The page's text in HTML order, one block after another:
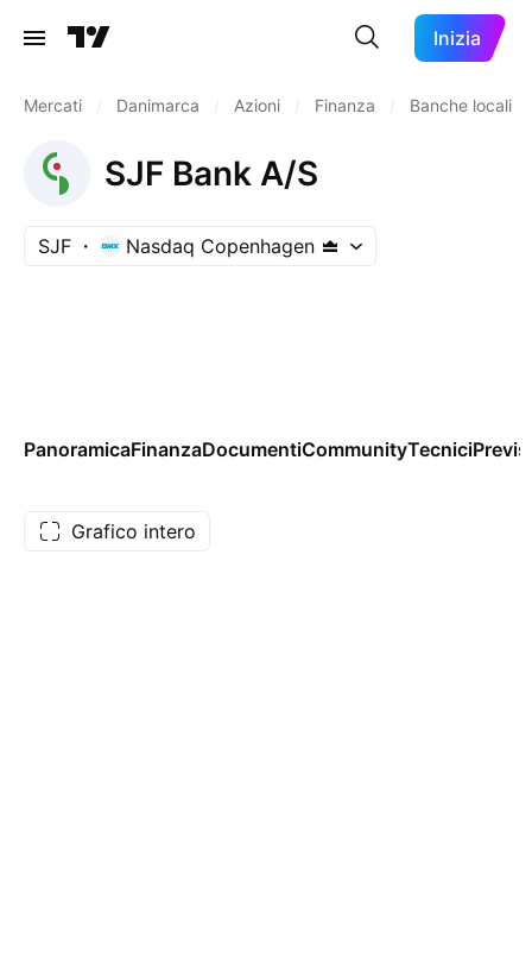
Inizia
Mercati Danimarca Azioni Finanza Banche locali
SJF Bank A/S
SJF Nasdaq Copenhagen
PanoramicaFinanzaDocumentiCommunityTecnici
Grafico intero